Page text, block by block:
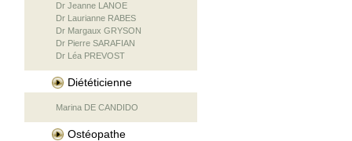
Dr Jeanne LANOE
Dr Laurianne RABES
Dr Margaux GRYSON
Dr Pierre SARAFIAN
Dr Léa PREVOST
Diététicienne
Marina DE CANDIDO
Ostéopathe